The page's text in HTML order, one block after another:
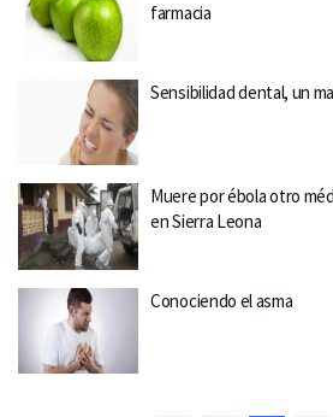
farmacia
Sensibilidad dental, un
Muere por ébola otro
en Sierra Leona
Conociendo el asma